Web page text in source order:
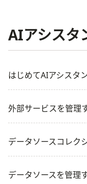
AIアシスタ
はじめてAIアシスタ
外部サービスを管理
データソースコレク
データソースを管理